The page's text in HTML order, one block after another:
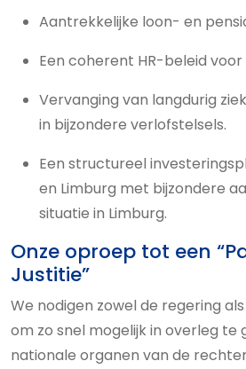
Aantrekkelijke loon- en
Een coherent HR-beleid
Vervanging van langdurig
in bijzondere verlofstelsels.
Een structureel
en Limburg met bijzondere
situatie in Limburg.
Onze oproep tot een
Justitie”
We nodigen zowel de regering
om zo snel mogelijk in overleg te
nationale organen van de